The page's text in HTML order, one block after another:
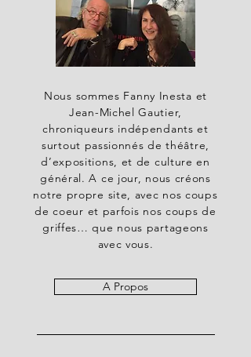
Nous sommes Fanny Inesta et
Jean-Michel Gautier,
chroniqueurs indépendants et
surtout passionnés de théâtre,
d’expositions, et de culture en
général. A ce jour, nous créons
notre propre site, avec nos coups
de coeur et parfois nos coups de
griffes… que nous partageons
avec vous.
A Propos